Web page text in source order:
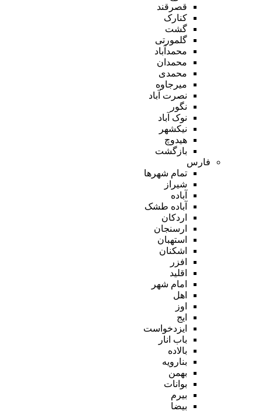
قصرقند
کنارک
گشت
گلمورتی
محمدآباد
محمدان
محمدی
میرجاوه
نصرت آباد
نگور
نوک آباد
نیکشهر
هیدوچ
بازگشت
فارس
تمام شهر‌ها
شیراز
آباده
آباده طشک
اردکان
ارسنجان
استهبان
اشکنان
افزر
اقلید
امام شهر
اهل
اوز
ایج
ایزدخواست
باب انار
بالاده
بنارویه
بهمن
بوانات
بیرم
بیضا